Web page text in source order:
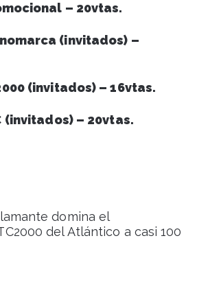
– 20vtas.
(invitados) –
(invitados) – 16vtas.
(invitados) – 20vtas.
domina el
del Atlántico a casi 100